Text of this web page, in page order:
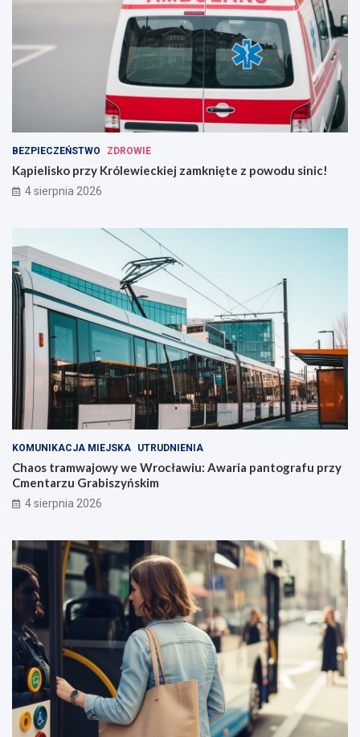
BEZPIECZEŃSTWO ZDROWIE
Kąpielisko przy Królewieckiej zamknięte z powodu sinic!
4 sierpnia 2026
KOMUNIKACJA MIEJSKA UTRUDNIENIA
Chaos tramwajowy we Wrocławiu: Awaria pantografu przy
Cmentarzu Grabiszyńskim
4 sierpnia 2026